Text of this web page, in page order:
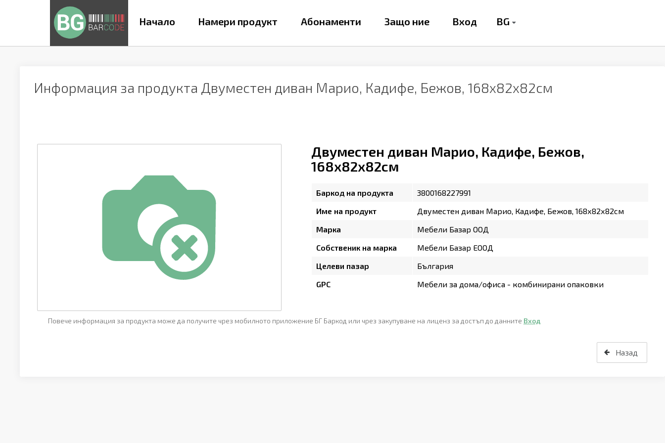
Начало Намери продукт Абонаменти Защо ние Вход BG
Информация за продукта Двуместен диван Марио, Кадифе, Бежов, 168х82х82см
Двуместен диван Марио, Кадифе, Бежов,
168х82х82см
Баркод на продукта
3800168227991
Име на продукт
Двуместен диван Марио, Кадифе, Бежов, 168х82х82см
Марка
Мебели Базар ООД
Собственик на марка
Мебели Базар ЕООД
Целеви пазар
България
GPC
Мебели за дома/офиса - комбинирани опаковки
Повече информация за продукта може да получите чрез мобилното приложение БГ Баркод или чрез закупуване на лиценз за достъп до данните Вход
Назад